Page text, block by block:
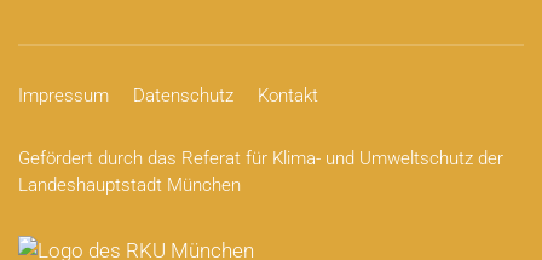
Impressum Datenschutz Kontakt
Gefördert durch das Referat für Klima- und Umweltschutz der
Landeshauptstadt München